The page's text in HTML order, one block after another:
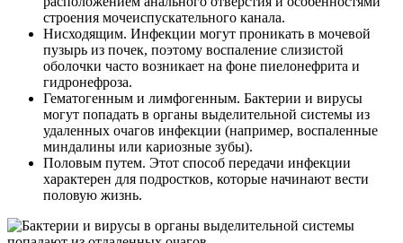
строения мочеиспускательного канала.
Нисходящим. Инфекции могут проникать в мочевой
пузырь из почек, поэтому воспаление слизистой
оболочки часто возникает на фоне пиелонефрита и
гидронефроза.
Гематогенным и лимфогенным. Бактерии и вирусы
могут попадать в органы выделительной системы из
удаленных очагов инфекции (например, воспаленные
миндалины или кариозные зубы).
Половым путем. Этот способ передачи инфекции
характерен для подростков, которые начинают вести
половую жизнь.